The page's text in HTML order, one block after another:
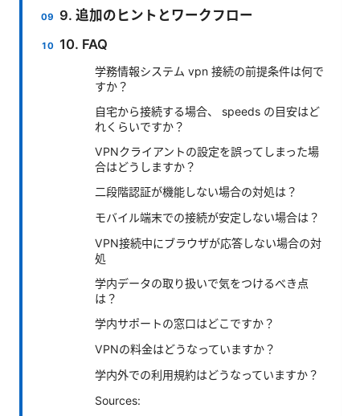
9. 追加のヒントとワークフロー
10. FAQ
学務情報システム vpn 接続の前提条件は何で
すか？
自宅から接続する場合、 speeds の目安はど
れくらいですか？
VPNクライアントの設定を誤ってしまった場
合はどうしますか？
二段階認証が機能しない場合の対処は？
モバイル端末での接続が安定しない場合は？
VPN接続中にブラウザが応答しない場合の対
処
学内データの取り扱いで気をつけるべき点
は？
学内サポートの窓口はどこですか？
VPNの料金はどうなっていますか？
学内外での利用規約はどうなっていますか？
Sources: